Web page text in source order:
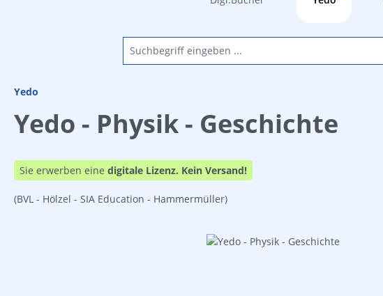
Yedo
Yedo - Physik - Geschichte
Sie erwerben eine digitale Lizenz. Kein Versand!
(BVL - Hölzel - SIA Education - Hammermüller)